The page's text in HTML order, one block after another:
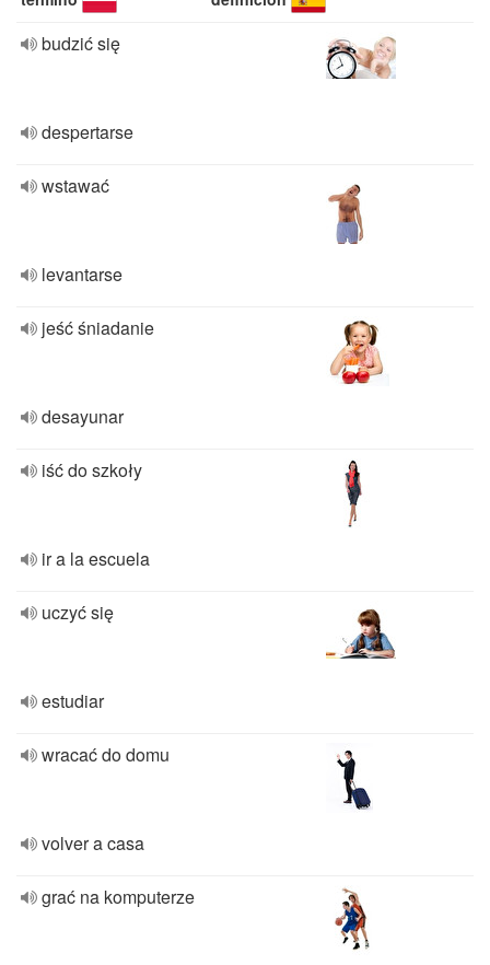
budzić się
despertarse
wstawać
levantarse
jeść śniadanie
desayunar
iść do szkoły
ir a la escuela
uczyć się
estudiar
wracać do domu
volver a casa
grać na komputerze